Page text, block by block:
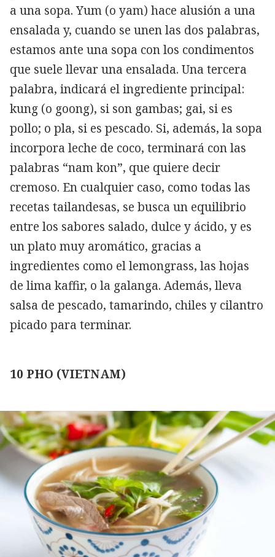
a una sopa. Yum (o yam) hace alusión a una
ensalada y, cuando se unen las dos palabras,
estamos ante una sopa con los condimentos
que suele llevar una ensalada. Una tercera
palabra, indicará el ingrediente principal:
kung (o goong), si son gambas; gai, si es
pollo; o pla, si es pescado. Si, además, la sopa
incorpora leche de coco, terminará con las
palabras “nam kon”, que quiere decir
cremoso. En cualquier caso, como todas las
recetas tailandesas, se busca un equilibrio
entre los sabores salado, dulce y ácido, y es
un plato muy aromático, gracias a
ingredientes como el lemongrass, las hojas
de lima kaffir, o la galanga. Además, lleva
salsa de pescado, tamarindo, chiles y cilantro
picado para terminar.
10 PHO (VIETNAM)